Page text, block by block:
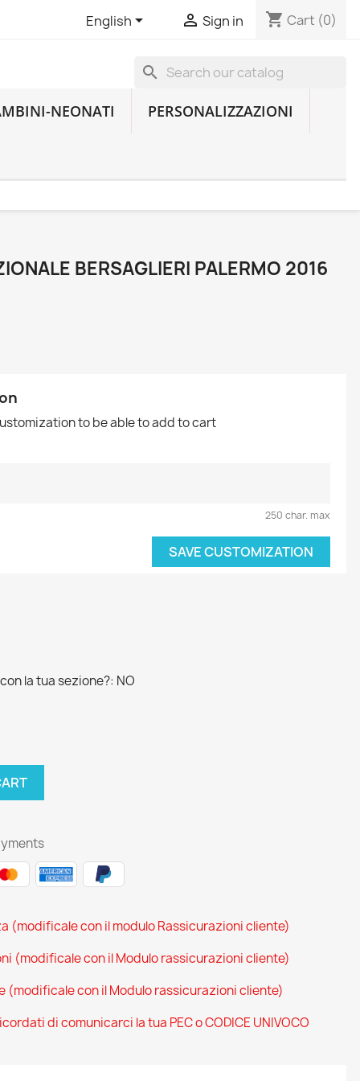
English  Sign in shopping_cart Cart (0)
search
NEONATI
PERSONALIZZAZIONI
BERSAGLIERI PALERMO 2016
to be able to add to cart
250 char. max
SAVE CUSTOMIZATION
la tua sezione?: NO
(modificale con il modulo Rassicurazioni cliente)
(modificale con il Modulo rassicurazioni cliente)
(modificale con il Modulo rassicurazioni cliente)
di comunicarci la tua PEC o CODICE UNIVOCO